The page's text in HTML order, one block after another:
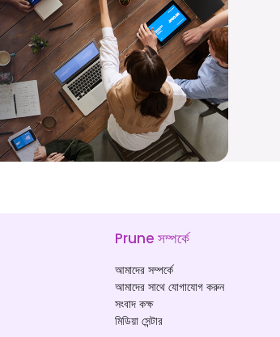
Prune সম্পর্কে
আমাদের সম্পর্কে
আমাদের সাথে যোগাযোগ করুন
সংবাদ কক্ষ
মিডিয়া সেন্টার